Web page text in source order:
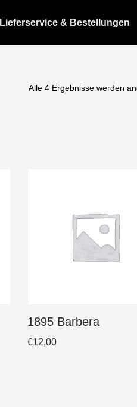
& Bestellungen
Alle 4 Ergebnisse werden
1895 Barbera
€12,00